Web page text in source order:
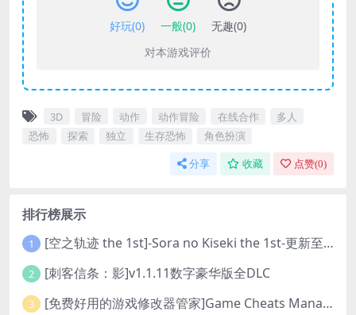
好玩(0) 一般(0) 无趣(0)
对本游戏评价
3D 冒险 动作 动作冒险 在线合作
多人
恐怖
探索 独立 生存恐怖 角色扮演
分享 收藏 点赞(0)
排行榜展示
1 [空之轨迹 the 1st]-Sora no Kiseki the 1st-更新至v1.06.4-全DLC
2 [刺客信条：影]v1.1.11数字豪华版全DLC
3 [免费好用的游戏修改器管家]Game Cheats Manager